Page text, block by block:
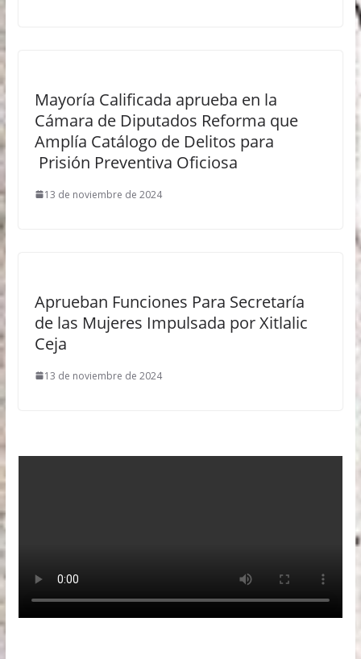
Mayoría Calificada aprueba en la
Cámara de Diputados Reforma que
Amplía Catálogo de Delitos para
Prisión Preventiva Oficiosa
13 de noviembre de 2024
Aprueban Funciones Para Secretaría
de las Mujeres Impulsada por Xitlalic
Ceja
13 de noviembre de 2024